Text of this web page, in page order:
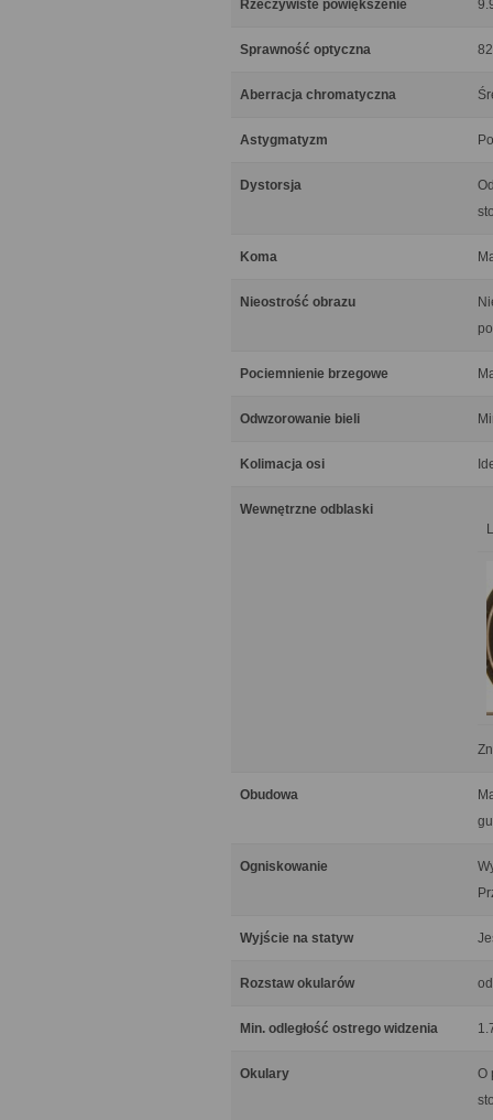
Rzeczywiste powiększenie
Sprawność optyczna
Aberracja chromatyczna
Astygmatyzm
Dystorsja
Koma
Nieostrość obrazu
Pociemnienie brzegowe
Odwzorowanie bieli
Kolimacja osi
Wewnętrzne odblaski
Obudowa
Ogniskowanie
Wyjście na statyw
Rozstaw okularów
Min. odległość ostrego widzenia
Okulary
O